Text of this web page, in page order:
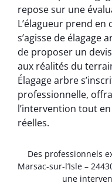
repose sur une
L’élagueur prend en
s’agisse de élagage
de proposer un
aux réalités du
Élagage arbre
professionnelle,
l’intervention tout
réelles.
Des professionnels
Marsac-sur-l’Isle –
une